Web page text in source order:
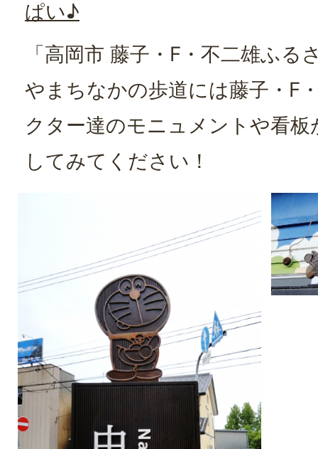
ぱい♪
「高岡市 藤子・F・不二雄ふる
やまちなかの歩道には藤子・F
クター達のモニュメントや看
してみてください！